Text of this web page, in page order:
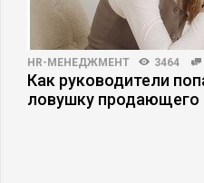
HR-МЕНЕДЖМЕНТ 3464
Как руководители
ловушку продающего